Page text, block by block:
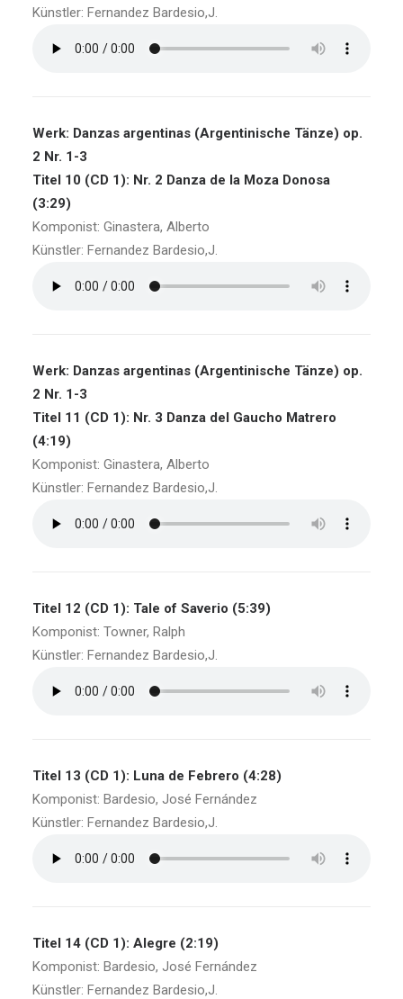
Künstler: Fernandez Bardesio,J.
Werk: Danzas argentinas (Argentinische Tänze) op.
2 Nr. 1-3
Titel 10 (CD 1): Nr. 2 Danza de la Moza Donosa
(3:29)
Komponist: Ginastera, Alberto
Künstler: Fernandez Bardesio,J.
Werk: Danzas argentinas (Argentinische Tänze) op.
2 Nr. 1-3
Titel 11 (CD 1): Nr. 3 Danza del Gaucho Matrero
(4:19)
Komponist: Ginastera, Alberto
Künstler: Fernandez Bardesio,J.
Titel 12 (CD 1): Tale of Saverio (5:39)
Komponist: Towner, Ralph
Künstler: Fernandez Bardesio,J.
Titel 13 (CD 1): Luna de Febrero (4:28)
Komponist: Bardesio, José Fernández
Künstler: Fernandez Bardesio,J.
Titel 14 (CD 1): Alegre (2:19)
Komponist: Bardesio, José Fernández
Künstler: Fernandez Bardesio,J.